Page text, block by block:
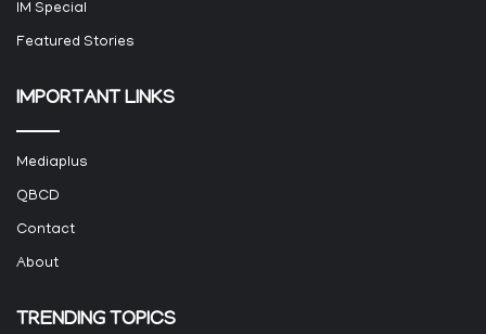
IM Special
Featured Stories
IMPORTANT LINKS
Mediaplus
QBCD
Contact
About
TRENDING TOPICS